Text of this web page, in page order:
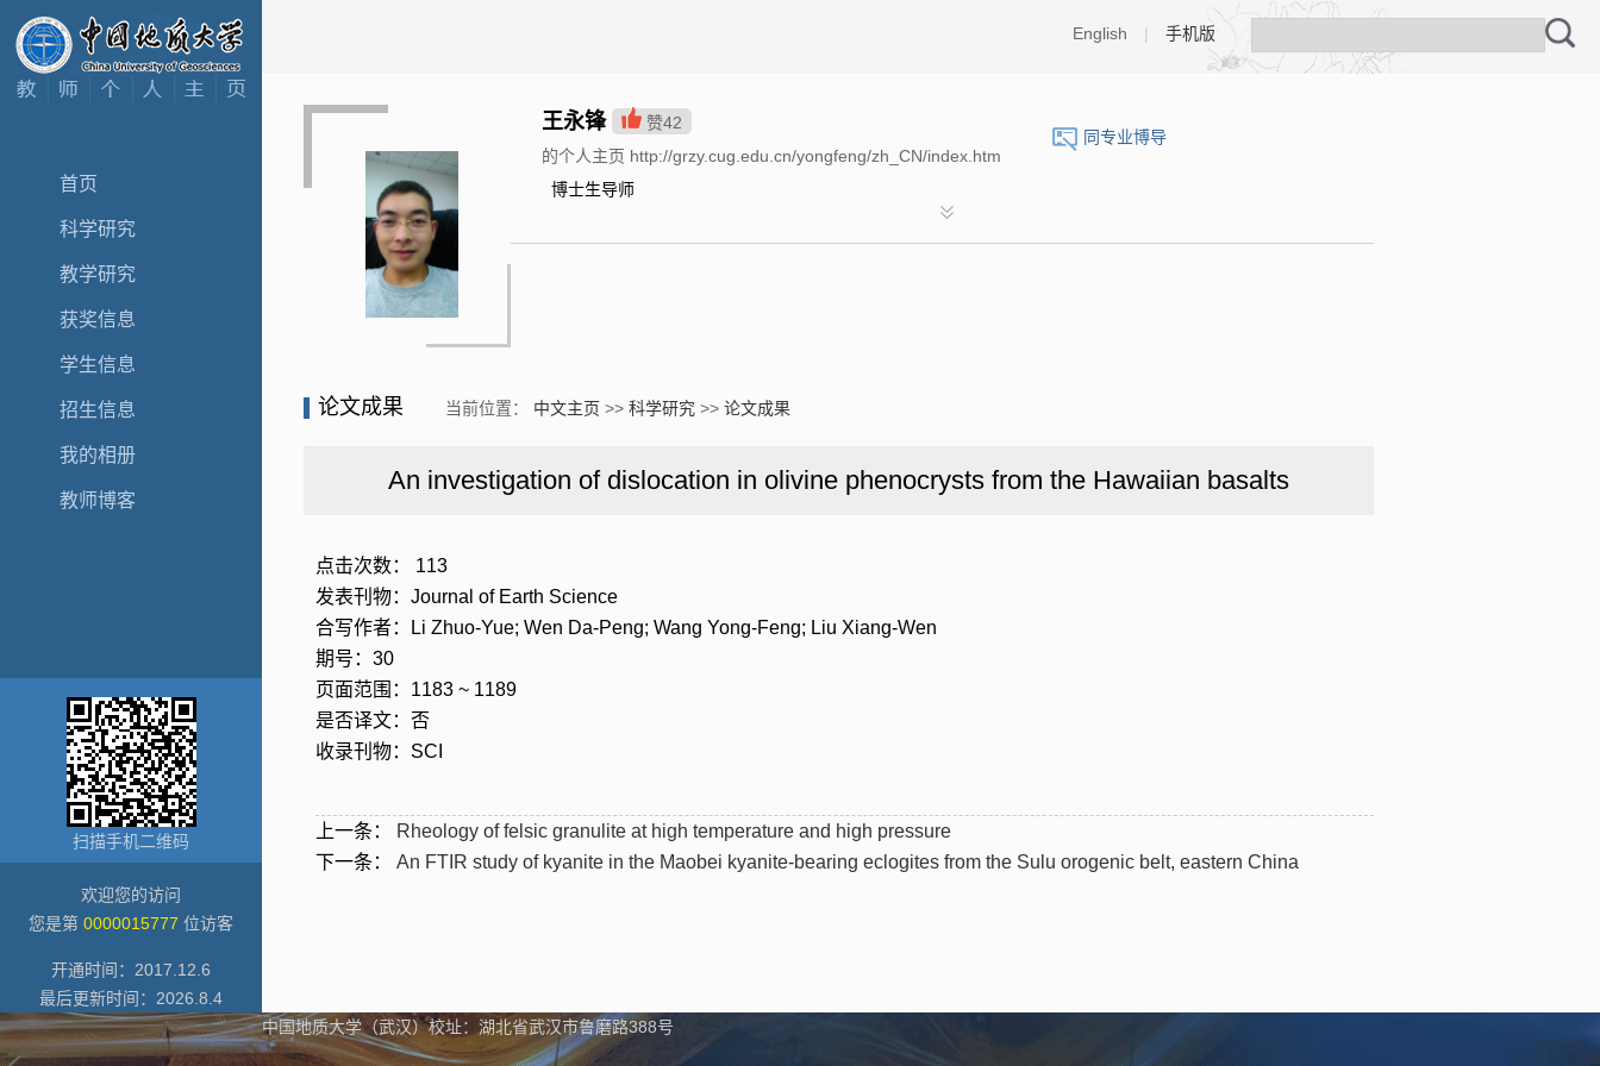
首页
科学研究
教学研究
获奖信息
学生信息
招生信息
我的相册
教师博客
扫描手机二维码
欢迎您的访问
您是第 0000015777 位访客
开通时间： 2017 12 6
最后更新时间： 2026 8 4
English | 手机版
同专业博导
王永锋 赞42
的个人主页 http://grzy.cug.edu.cn/yongfeng/zh_CN/index.htm
博士生导师
论文成果 当前位置： 中文主页 >> 科学研究 >> 论文成果
An investigation of dislocation in olivine phenocrysts from the Hawaiian basalts
点击次数： 113
发表刊物：Journal of Earth Science
合写作者：Li Zhuo-Yue; Wen Da-Peng; Wang Yong-Feng; Liu Xiang-Wen
期号：30
页面范围：1183 ~ 1189
是否译文：否
收录刊物：SCI
上一条：
Rheology of felsic granulite at high temperature and high pressure
下一条： An FTIR study of kyanite in the Maobei kyanite-bearing eclogites from the Sulu orogenic belt, eastern China
中国地质大学（武汉）校址：湖北省武汉市鲁磨路388号